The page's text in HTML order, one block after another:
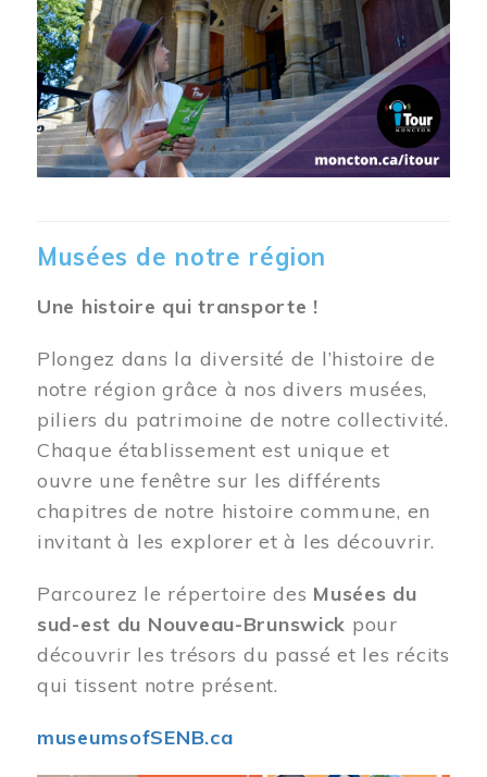
Musées de notre région
Une histoire qui transporte !
Plongez dans la diversité de l’histoire de
notre région grâce à nos divers musées,
piliers du patrimoine de notre collectivité.
Chaque établissement est unique et
ouvre une fenêtre sur les différents
chapitres de notre histoire commune, en
invitant à les explorer et à les découvrir.
Parcourez le répertoire des Musées du
sud-est du Nouveau-Brunswick pour
découvrir les trésors du passé et les récits
qui tissent notre présent.
museumsofSENB.ca